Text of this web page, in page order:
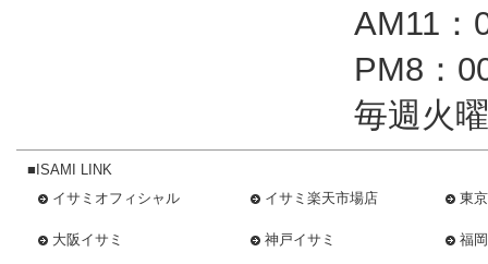
AM11：
PM8：
毎週火
■ISAMI LINK
イサミオフィシャル
イサミ楽天市場店 東
大阪イサミ 神戸イサミ 福